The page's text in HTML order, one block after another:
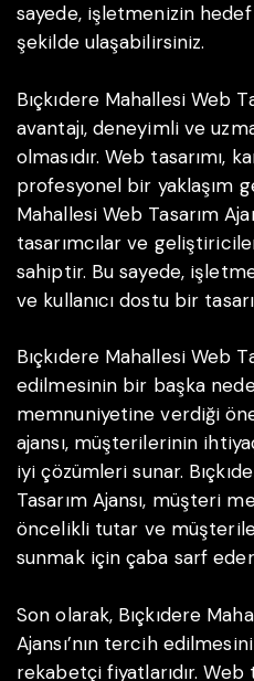
sayede, işletmenizin
şekilde ulaşabilirsiniz.
Bıçkıdere Mahallesi Web
avantajı, deneyimli ve
olmasıdır. Web tasarımı,
profesyonel bir yaklaşım
Mahallesi Web Tasarım
tasarımcılar ve
sahiptir. Bu sayede,
ve kullanıcı dostu bir
Bıçkıdere Mahallesi Web
edilmesinin bir başka
memnuniyetine verdiği
ajansı, müşterilerinin
iyi çözümleri sunar.
Tasarım Ajansı, müşteri
öncelikli tutar ve
sunmak için çaba sarf
Son olarak, Bıçkıdere
Ajansı’nın tercih
rekabetçi fiyatlarıdır. Web